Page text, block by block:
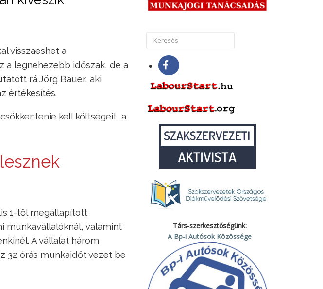
visszaeshet a
a legnehezebb időszak, de a
rá Jörg Bauer, aki
értékesítés.
kell költségeit, a
1-től megállapított
munkavállalóknál, valamint
A vállalat három
32 órás munkaidőt vezet be
Társ-szerkesztőségünk:
A Bp-i Autósok Közössége